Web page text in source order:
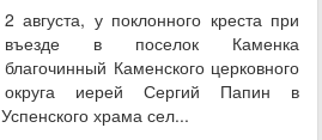
2 августа, у поклонного креста при
въезде в поселок Каменка
благочинный Каменского церковного
округа иерей Сергий Папин в
храма сел...